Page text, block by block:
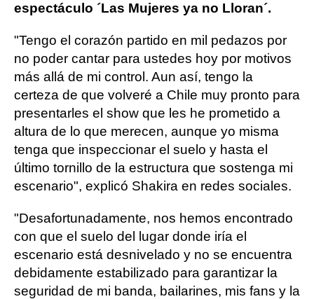
espectáculo ´Las Mujeres ya no Lloran´.
"Tengo el corazón partido en mil pedazos por
no poder cantar para ustedes hoy por motivos
más allá de mi control. Aun así, tengo la
certeza de que volveré a Chile muy pronto para
presentarles el show que les he prometido a
altura de lo que merecen, aunque yo misma
tenga que inspeccionar el suelo y hasta el
último tornillo de la estructura que sostenga mi
escenario", explicó Shakira en redes sociales.
"Desafortunadamente, nos hemos encontrado
con que el suelo del lugar donde iría el
escenario está desnivelado y no se encuentra
debidamente estabilizado para garantizar la
seguridad de mi banda, bailarines, mis fans y la